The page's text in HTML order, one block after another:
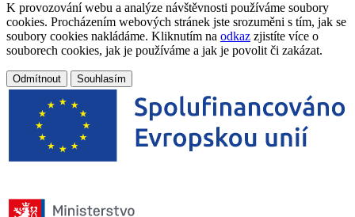
K provozování webu a analýze návštěvnosti používáme soubory
cookies. Procházením webových stránek jste srozuměni s tím, jak se
soubory cookies nakládáme. Kliknutím na odkaz zjistíte více o
souborech cookies, jak je používáme a jak je povolit či zakázat.
Odmítnout Souhlasím